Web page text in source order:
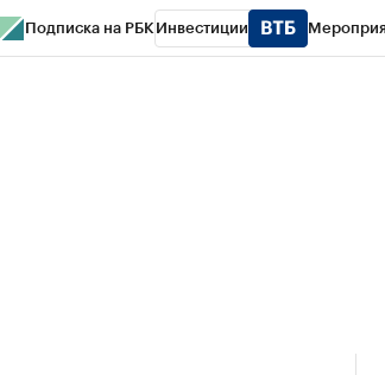
Подписка на РБК Инвестиции